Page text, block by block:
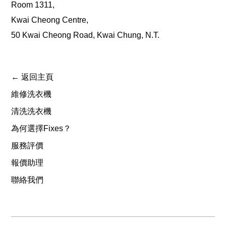
Room 1311,
Kwai Cheong Centre,
50 Kwai Cheong Road, Kwai Chung, N.T.
← 返回主頁
維修洗衣機
清洗洗衣機
為何選擇Fixes？
服務評價
報價助理
聯絡我們